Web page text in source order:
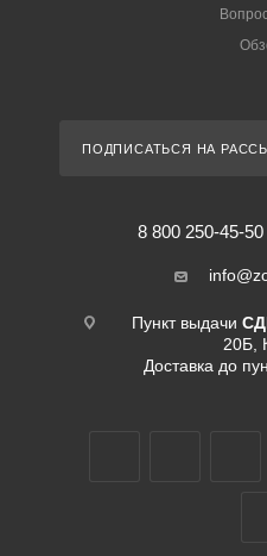
ПОДПИСАТЬСЯ НА
8 800 250-45-50
Пункт выдачи
20Б,
Доставка до